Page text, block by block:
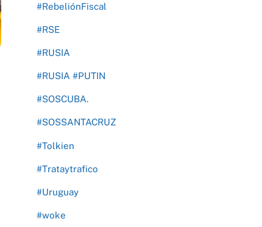
#RebeliónFiscal
#RSE
#RUSIA
#RUSIA #PUTIN
#SOSCUBA.
#SOSSANTACRUZ
#Tolkien
#Trataytrafico
#Uruguay
#woke